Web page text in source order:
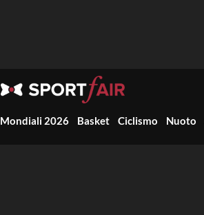
Mondiali 2026 Basket Ciclismo Nuoto